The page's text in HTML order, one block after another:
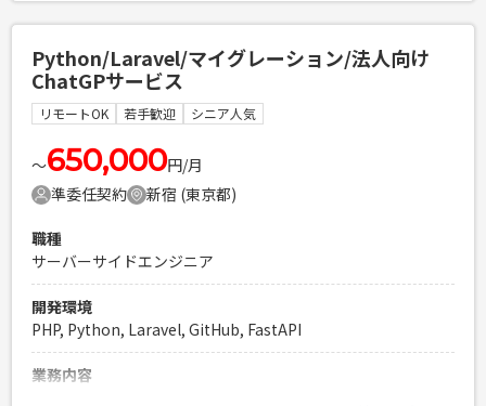
・データ分析、機械学習の基礎理解がある方 ・回帰モデルの
検討と構築経験 ・Pythonの使用経験 ・TensorFlow、
PyTorchまたはScikit-Learnの利用経験 ・納期を守り自律的
にリモートワークで業務を行える方
PHPを用いたWebサービスの開発経験4年以上
Laravelを用いた開発経験1年以上
エンジニア複数人のチームでの開発経験
Python/Laravel/マイグレーション/法人向け
ChatGPサービス
リモートOK 若手歓迎 シニア人気
〜650,000円/月
準委任契約
新宿 (東京都)
職種
サーバーサイドエンジニア
開発環境
PHP, Python, Laravel, GitHub, FastAPI
業務内容